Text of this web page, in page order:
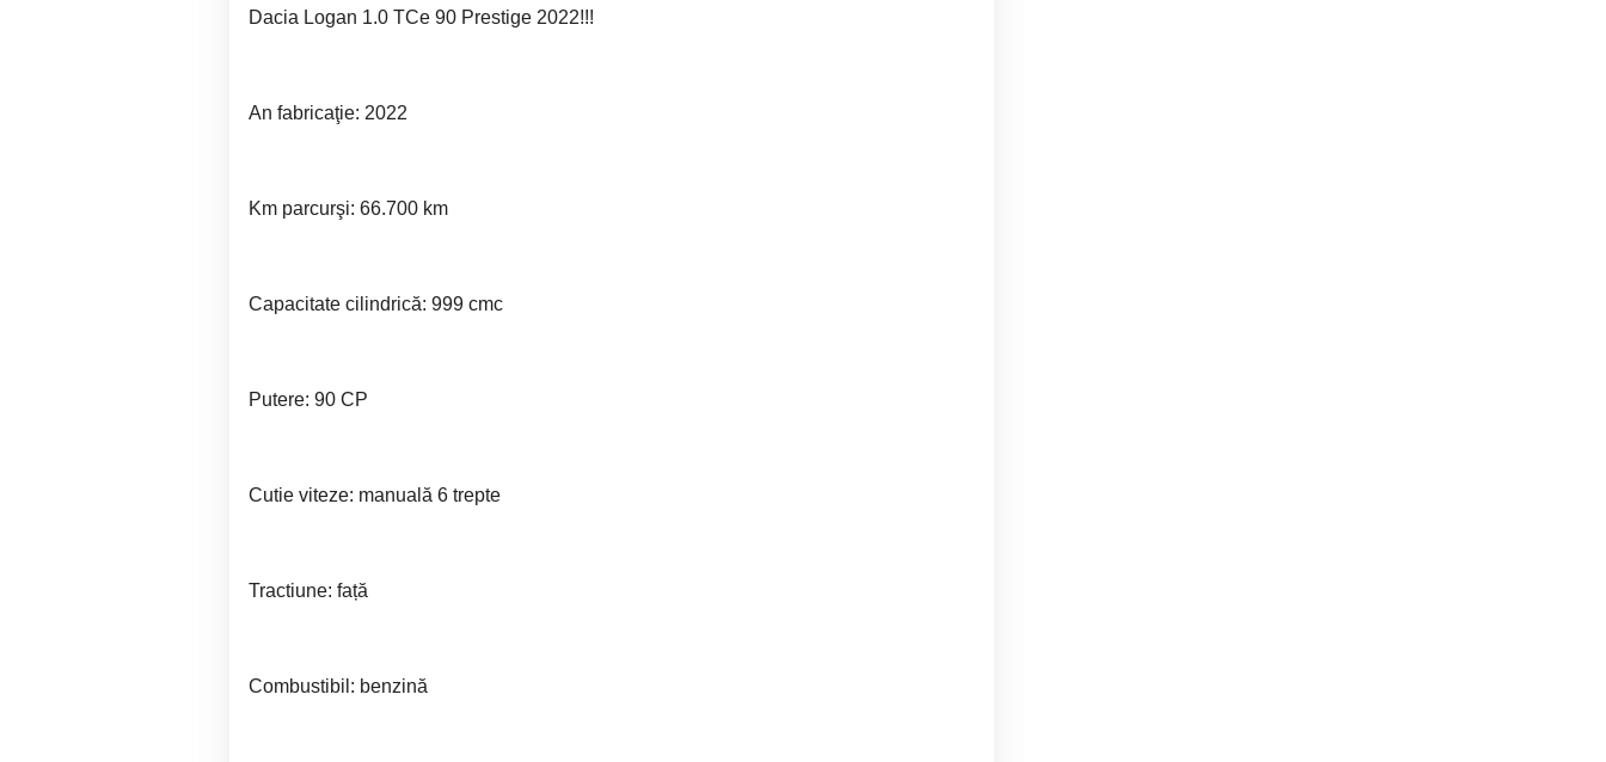
Dacia Logan 1.0 TCe 90 Prestige 2022!!!
An fabricaţie: 2022
Km parcurşi: 66.700 km
Capacitate cilindrică: 999 cmc
Putere: 90 CP
Cutie viteze: manuală 6 trepte
Tractiune: față
Combustibil: benzină